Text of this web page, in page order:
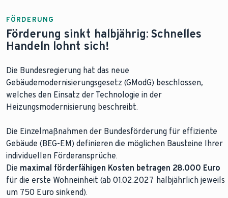
FÖRDERUNG
Förderung sinkt halbjährig: Schnelles
Handeln lohnt sich!
Die Bundesregierung hat das neue
Gebäudemodernisierungsgesetz (GModG) beschlossen,
welches den Einsatz der Technologie in der
Heizungsmodernisierung beschreibt.
Die Einzelmaßnahmen der Bundesförderung für effiziente
Gebäude (BEG-EM) definieren die möglichen Bausteine Ihrer
individuellen Förderansprüche.
Die maximal förderfähigen Kosten betragen 28.000 Euro
für die erste Wohneinheit (ab 01.02.2027 halbjährlich jeweils
um 750 Euro sinkend).